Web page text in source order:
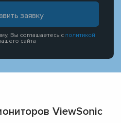
Вы соглашаетесь с политикой
сайта
ViewSonic